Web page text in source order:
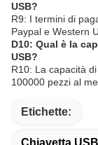
USB?
R9: I termini di
Paypal e Western
D10: Qual è la
USB?
R10: La capacità
100000 pezzi al
Etichette:
Chiavetta